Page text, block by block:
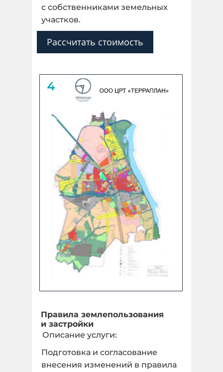
с собственниками земельных
участков.
Рассчитать стоимость
Правила землепользования
и застройки
Описание услуги:
Подготовка и согласование
внесения изменений в правила